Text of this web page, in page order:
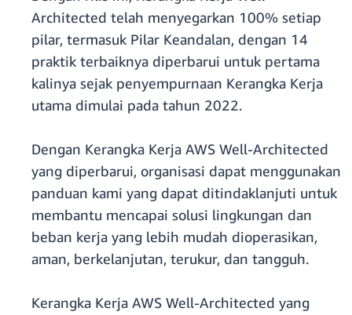
Architected telah menyegarkan 100% setiap
pilar, termasuk Pilar Keandalan, dengan 14
praktik terbaiknya diperbarui untuk pertama
kalinya sejak penyempurnaan Kerangka Kerja
utama dimulai pada tahun 2022.
Dengan Kerangka Kerja AWS Well-Architected
yang diperbarui, organisasi dapat menggunakan
panduan kami yang dapat ditindaklanjuti untuk
membantu mencapai solusi lingkungan dan
beban kerja yang lebih mudah dioperasikan,
aman, berkelanjutan, terukur, dan tangguh.
Kerangka Kerja AWS Well-Architected yang